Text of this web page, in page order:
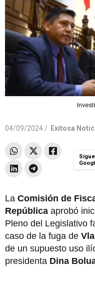
04/09/2024 / Exitosa
La Comisión de
República aprobó
Pleno del Legislativo
caso de la fuga de
de un supuesto uso
presidenta Dina